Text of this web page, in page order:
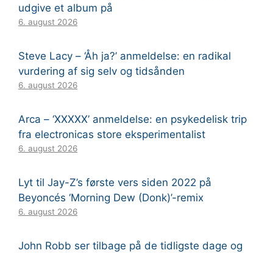
udgive et album på
6. august 2026
Steve Lacy – ‘Åh ja?’ anmeldelse: en radikal
vurdering af sig selv og tidsånden
6. august 2026
Arca – ‘XXXXX’ anmeldelse: en psykedelisk trip
fra electronicas store eksperimentalist
6. august 2026
Lyt til Jay-Z’s første vers siden 2022 på
Beyoncés ‘Morning Dew (Donk)’-remix
6. august 2026
John Robb ser tilbage på de tidligste dage og